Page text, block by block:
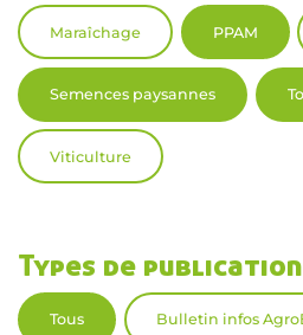
Maraîchage PPAM
Semences paysannes
Viticulture
Types de
Tous Bulletin infos